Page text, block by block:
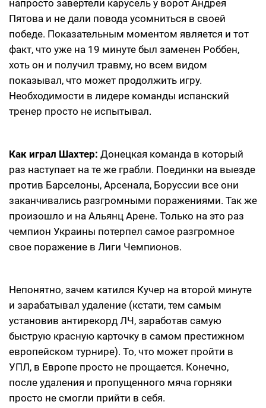
напросто завертели карусель у ворот Андрея
Пятова и не дали повода усомниться в своей
победе. Показательным моментом является и тот
факт, что уже на 19 минуте был заменен Роббен,
хоть он и получил травму, но всем видом
показывал, что может продолжить игру.
Необходимости в лидере команды испанский
тренер просто не испытывал.
Как играл Шахтер: Донецкая команда в который
раз наступает на те же грабли. Поединки на выезде
против Барселоны, Арсенала, Боруссии все они
заканчивались разгромными поражениями. Так же
произошло и на Альянц Арене. Только на это раз
чемпион Украины потерпел самое разгромное
свое поражение в Лиги Чемпионов.
Непонятно, зачем катился Кучер на второй минуте
и зарабатывал удаление (кстати, тем самым
установив антирекорд ЛЧ, заработав самую
быструю красную карточку в самом престижном
европейском турнире). То, что может пройти в
УПЛ, в Европе просто не прощается. Конечно,
после удаления и пропущенного мяча горняки
просто не смогли прийти в себя.